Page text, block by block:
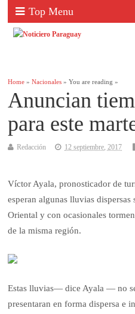
Top Menu
Home »Nacionales » You are reading »
Anuncian
para este
Redacción 12 septiembre, 2017
Víctor Ayala, pronosticador de
esperan algunas lluvias
Oriental y con ocasionales
de la misma región.
Estas lluvias— dice Ayala — no
presentaran en forma dispersa e